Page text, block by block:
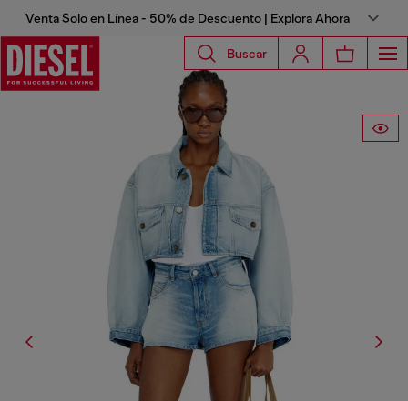
Venta Solo en Línea - 50% de Descuento | Explora Ahora
Buscar